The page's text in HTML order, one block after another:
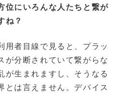
位にいろんな人たちと繋が
ね？
用者目線で見ると、プラッ
が分断されていて繋がらな
が生まれますし、そうなる
とは言えません。デバイス